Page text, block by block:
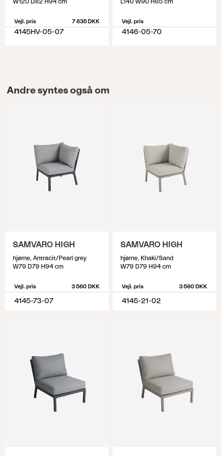
W120 D82 H94 cm
Vejl. pris 7 835 DKK
4145HV-05-07
L140 W90 H65 cm
Vejl. pris
4146-05-70
Andre syntes også om
SAMVARO HIGH
hjørne, Antracit/Pearl grey
W79 D79 H94 cm
Vejl. pris 3 560 DKK
4145-73-07
SAMVARO HIGH
hjørne, Khaki/Sand
W79 D79 H94 cm
Vejl. pris 3 560 DKK
4145-21-02